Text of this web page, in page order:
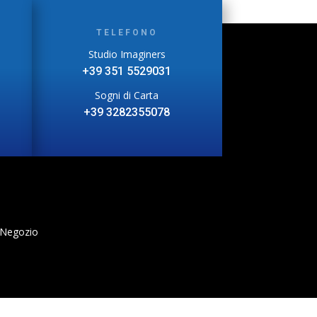
TELEFONO
Studio Imaginers
+39 351 5529031
Sogni di Carta
+39 3282355078